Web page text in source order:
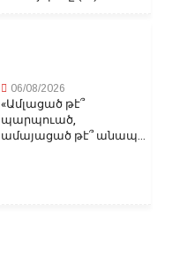
06/08/2026
«Ամլացած թէ՞
պարպուած,
ամայացած թէ՞ անապ...